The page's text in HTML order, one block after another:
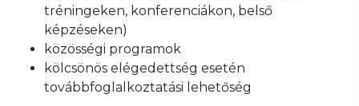
tréningeken, konferenciákon, belső
képzéseken)
közösségi programok
kölcsönös elégedettség esetén
továbbfoglalkoztatási lehetőség